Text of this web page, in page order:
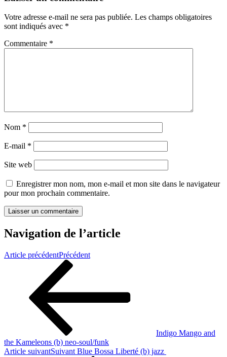
Votre adresse e-mail ne sera pas publiée. Les champs obligatoires
sont indiqués avec *
Commentaire *
Nom *
E-mail *
Site web
Enregistrer mon nom, mon e-mail et mon site dans le navigateur
pour mon prochain commentaire.
Navigation de l’article
Article précédentPrécédent
Indigo Mango and
the Kameleons (b) neo-soul/funk
Article suivantSuivant Blue Bossa Liberté (b) jazz